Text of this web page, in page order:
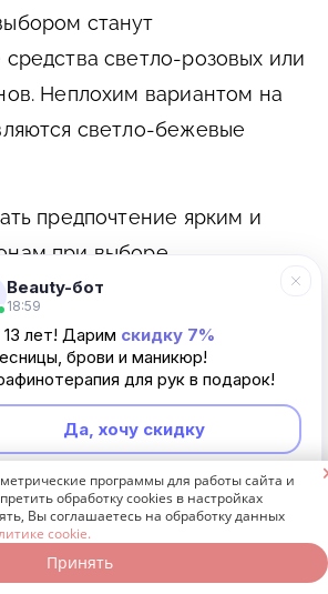
станут
светло-розовых или
Неплохим вариантом на
светло-бежевые
предпочтение ярким и
при выборе
шоколадного цвета.
случае вообще нет
достаточно слегка
и скулы. Использовать для
светлых оттенков, что
гармоничного образа, не
В качестве тонального
наносить варианты
розового тонов. В
Beauty-бот
18:59
лет! Дарим скидку 7%
брови и маникюр!
для рук в подарок!
Да, хочу скидку
Неинтересно
программы для работы сайта и
обработку cookies в настройках
Вы соглашаетесь на обработку данных
cookie.
Принять